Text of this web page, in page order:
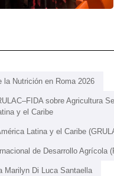
la Nutrición en Roma 2026
sobre Agricultura
y el Caribe
Latina y el Caribe
de Desarrollo Agrícola
Marilyn Di Luca Santaella